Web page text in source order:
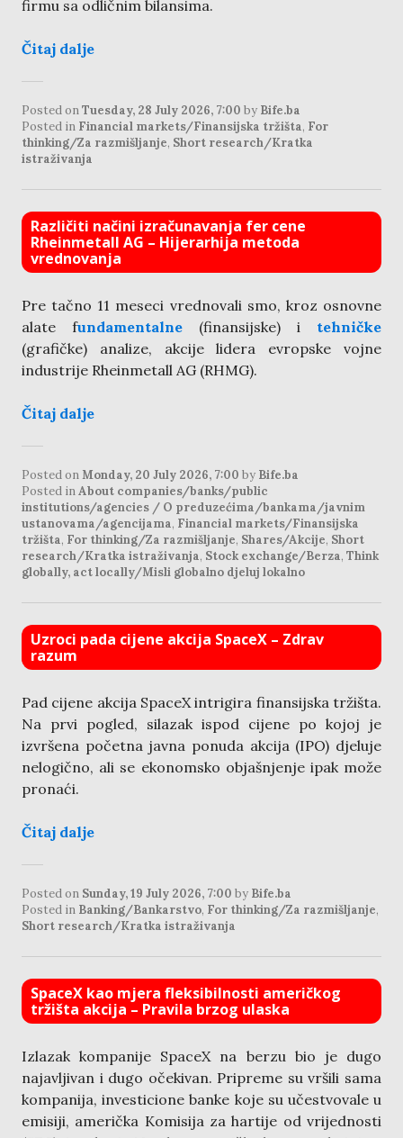
firmu sa odličnim bilansima.
Čitaj dalje
Posted onTuesday, 28 July 2026, 7:00 by Bife.ba
Posted in Financial markets/Finansijska tržišta, For
thinking/Za razmišljanje, Short research/Kratka
istraživanja
Različiti načini izračunavanja fer cene
Rheinmetall AG – Hijerarhija metoda
vrednovanja
Pre tačno 11 meseci vrednovali smo, kroz osnovne
alate fundamentalne (finansijske) i tehničke
(grafičke) analize, akcije lidera evropske vojne
industrije Rheinmetall AG (RHMG).
Čitaj dalje
Posted on Monday, 20 July 2026, 7:00 by Bife.ba
Posted inAbout companies/banks/public
institutions/agencies / O preduzećima/bankama/javnim
ustanovama/agencijama, Financial markets/Finansijska
tržišta, For thinking/Za razmišljanje, Shares/Akcije, Short
research/Kratka istraživanja, Stock exchange/Berza, Think
globally, act locally/Misli globalno djeluj lokalno
Uzroci pada cijene akcija SpaceX – Zdrav
razum
Pad cijene akcija SpaceX intrigira finansijska tržišta.
Na prvi pogled, silazak ispod cijene po kojoj je
izvršena početna javna ponuda akcija (IPO) djeluje
nelogično, ali se ekonomsko objašnjenje ipak može
pronaći.
Čitaj dalje
Posted on Sunday, 19 July 2026, 7:00 by Bife.ba
Posted in Banking/Bankarstvo, For thinking/Za razmišljanje,
Short research/Kratka istraživanja
SpaceX kao mjera fleksibilnosti američkog
tržišta akcija – Pravila brzog ulaska
Izlazak kompanije SpaceX na berzu bio je dugo
najavljivan i dugo očekivan. Pripreme su vršili sama
kompanija, investicione banke koje su učestvovale u
emisiji, američka Komisija za hartije od vrijednosti